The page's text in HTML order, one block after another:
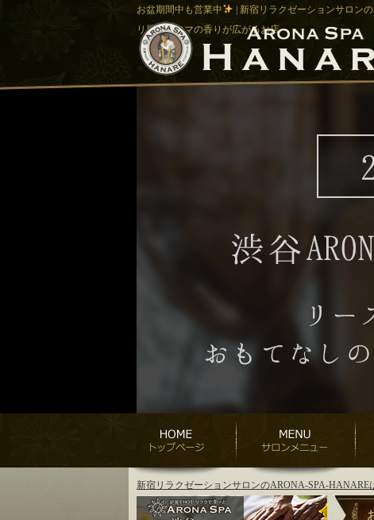
お盆期間中も営業中
| 新宿リラクゼーションサロン
リ風でアロマの香りが広がるお店
新宿リラクゼーションサロンのARONA-SPA-